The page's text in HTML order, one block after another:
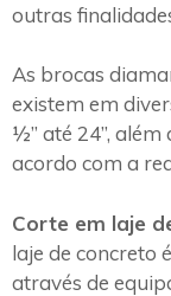
outras
As brocas
existem em
½” até 24”,
acordo com a
Corte em laje
laje de concreto
através de